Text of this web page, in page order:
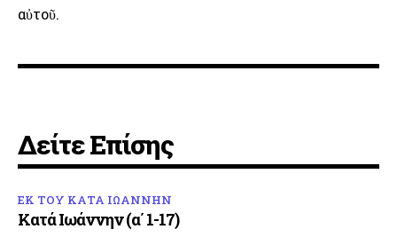
αὐτοῦ.
Δείτε Επίσης
ΕΚ ΤΟΥ ΚΑΤΑ ΙΩΑΝΝΗΝ
Κατά Ιωάννην (α΄ 1-17)